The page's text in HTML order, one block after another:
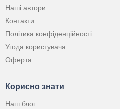
Наші автори
Контакти
Політика конфіденційності
Угода користувача
Оферта
Корисно знати
Наш блог